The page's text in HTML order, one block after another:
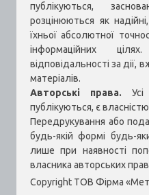
публікуються,
розцінюються як
їхньої абсолютної
інформаційних
відповідальності за дії,
матеріалів.
Авторські права. Усі
публікуються, є
Передрукування або
будь-якій формі будь-
лише при наявності
власника авторських
Copyright ТОВ Фірма